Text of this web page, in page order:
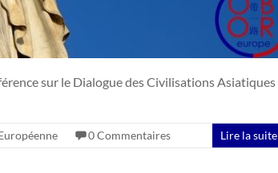
sur le Dialogue des Civilisations Asiatiques
0 Commentaires Lire la suite